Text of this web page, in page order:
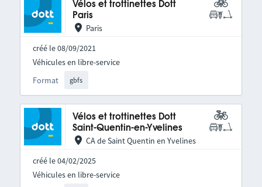
Vélos et trottinettes Dott
Paris
Paris
créé le 08/09/2021
Format gbfs
Véhicules en libre-service
Vélos et trottinettes Dott
Saint-Quentin-en-Yvelines
CA de Saint Quentin en Yvelines
créé le 04/02/2025
Véhicules en libre-service